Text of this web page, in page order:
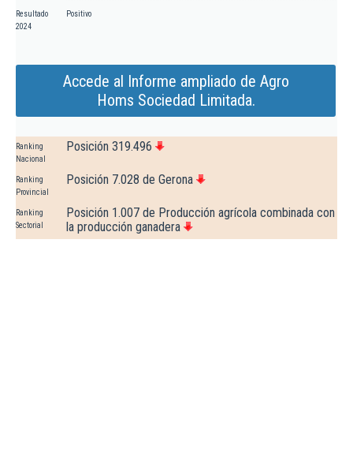
Resultado
2024
Positivo
Accede al Informe ampliado de Agro
Homs Sociedad Limitada.
Ranking
Nacional
Posición 319.496
Ranking
Provincial
Posición 7.028 de Gerona
Ranking
Sectorial
Posición 1.007 de Producción agrícola combinada con
la producción ganadera